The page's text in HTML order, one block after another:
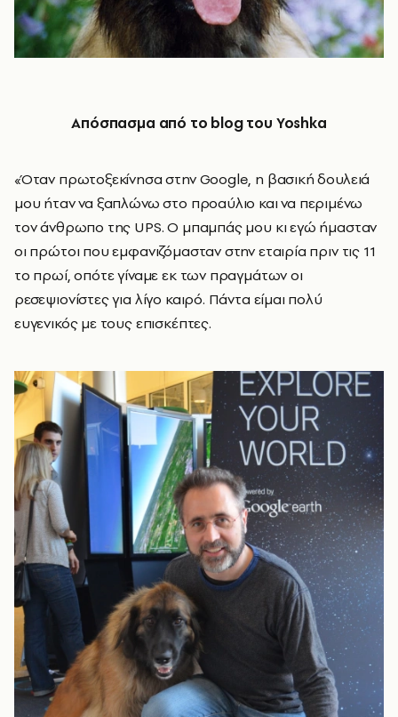
Απόσπασμα από το blogτου Yoshka
«Όταν πρωτοξεκίνησα στην Google, η βασική δουλειά
μου ήταν να ξαπλώνω στο προαύλιο και να περιμένω
τον άνθρωπο της UPS. Ο μπαμπάς μου κι εγώ ήμασταν
οι πρώτοι που εμφανιζόμασταν στην εταιρία πριν τις 11
το πρωί, οπότε γίναμε εκ των πραγμάτων οι
ρεσεψιονίστες για λίγο καιρό. Πάντα είμαι πολύ
ευγενικός με τους επισκέπτες.